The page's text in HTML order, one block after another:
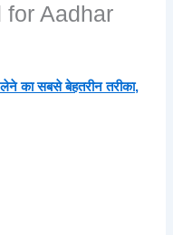
for Aadhar
का सबसे बेहतरीन तरीका,